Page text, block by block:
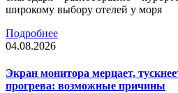
широкому выбору отелей у моря
Подробнее
04.08.2026
Экран монитора мерцает,
прогрева: возможные причины